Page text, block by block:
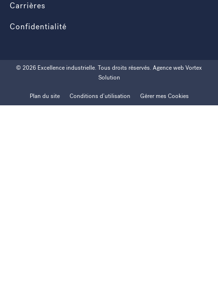
Carrières
Confidentialité
© 2026 Excellence industrielle. Tous droits réservés. Agence webVortex
Solution
Plan du site Conditions d’utilisation Gérer mes Cookies